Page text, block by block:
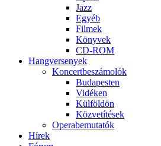
Jazz
Egyéb
Filmek
Könyvek
CD-ROM
Hangversenyek
Koncertbeszámolók
Budapesten
Vidéken
Külföldön
Közvetítések
Operabemutatók
Hírek